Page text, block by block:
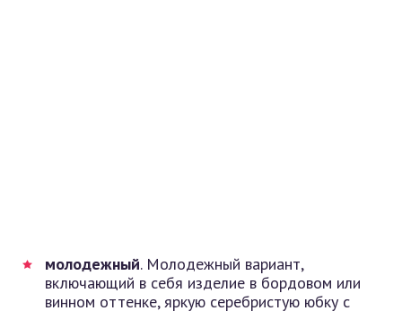
молодежный. Молодежный вариант,
включающий в себя изделие в бордовом или
винном оттенке, яркую серебристую юбку с